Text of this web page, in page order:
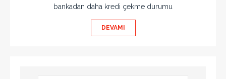
bankadan daha kredi çekme durumu
DEVAMI